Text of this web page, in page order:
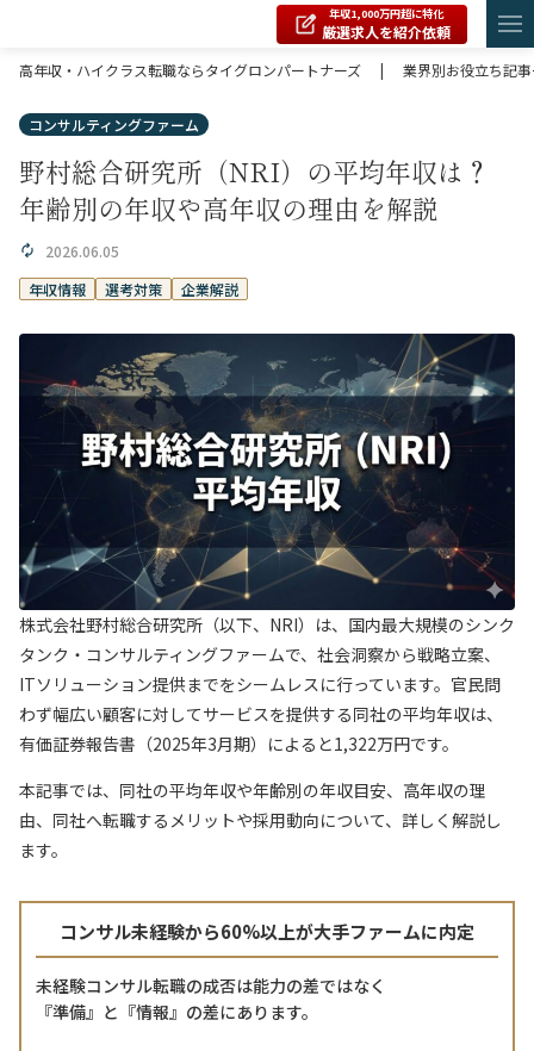
年収1,000万円超に特化
厳選求人を紹介依頼
高年収・ハイクラス転職ならタイグロンパートナーズ
| 業界別お役立ち記
コンサルティングファーム
野村総合研究所（NRI）の平均年収は？
年齢別の年収や高年収の理由を解説
2026.06.05
年収情報
選考対策 企業解説
株式会社野村総合研究所（以下、NRI）は、国内最大規模のシンク
タンク・コンサルティングファームで、社会洞察から戦略立案、
ITソリューション提供までをシームレスに行っています。官民問
わず幅広い顧客に対してサービスを提供する同社の平均年収は、
有価証券報告書（2025年3月期）によると1,322万円です。
本記事では、同社の平均年収や年齢別の年収目安、高年収の理
由、同社へ転職するメリットや採用動向について、詳しく解説し
ます。
コンサル未経験から60%以上が大手ファームに内定
未経験コンサル転職の成否は能力の差ではなく
『準備』と『情報』の差にあります。